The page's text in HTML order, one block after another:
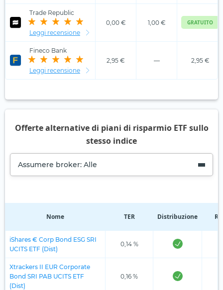
Trade Republic
Leggi recensione
0,00 € 1,00 € GRATUITO
Fineco Bank
Leggi recensione
2,95 € — 2,95 €
Offerte alternative di piani di risparmio ETF sullo
stesso indice
Assumere broker: Alle
Nome TER Distribuzione
iShares € Corp Bond ESG SRI
UCITS ETF (Dist)
0,14 %
Xtrackers II EUR Corporate
Bond SRI PAB UCITS ETF
(Dist)
0,16 %